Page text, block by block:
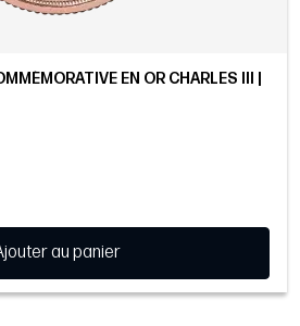
EN OR CHARLES III |
au panier